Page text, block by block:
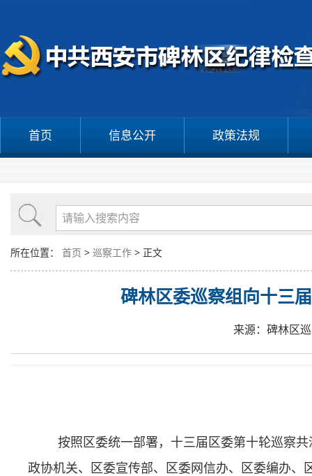
首页 信息公开 政策法规
所在位置： 首页 > 巡察工作 > 正文
碑林区委巡察组向十三
来源：碑林区
按照区委统一部署，十三届区委第十轮巡察
政协机关、区委宣传部、区委网信办、区委编办